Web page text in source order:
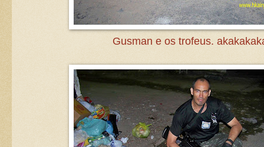
Gusman e os trofeus.